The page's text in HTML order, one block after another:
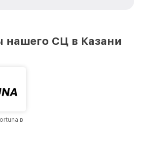
центром EOTech в городе
нашего СЦ в Казани
в